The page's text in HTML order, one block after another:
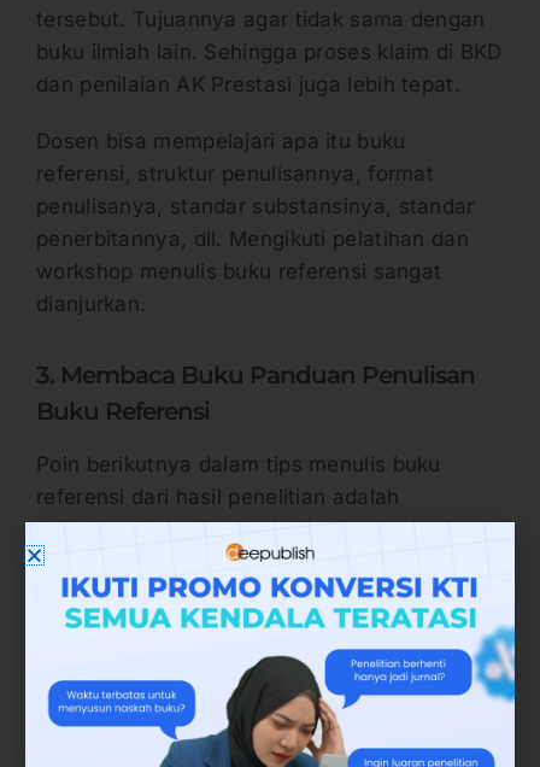
tersebut. Tujuannya agar tidak sama dengan
buku ilmiah lain. Sehingga proses klaim di BKD
dan penilaian AK Prestasi juga lebih tepat.
Dosen bisa mempelajari apa itu buku
referensi, struktur penulisannya, format
penulisanya, standar substansinya, standar
penerbitannya, dll. Mengikuti pelatihan dan
workshop menulis buku referensi sangat
dianjurkan.
3. Membaca Buku Panduan Penulisan
Buku Referensi
Poin berikutnya dalam tips menulis buku
referensi dari hasil penelitian adalah
membaca buku panduan. Umumnya
perguruan tinggi yang menaungi dosen
menerbitkan buku panduan penulisan buku
referensi. Begitu juga buku ilmiah lain.
Isi panduan memaparkan ketentuan dari
format penulisan, sistematika atau struktur
naskah, standar Ditjen Dikti dalam penerbitan,